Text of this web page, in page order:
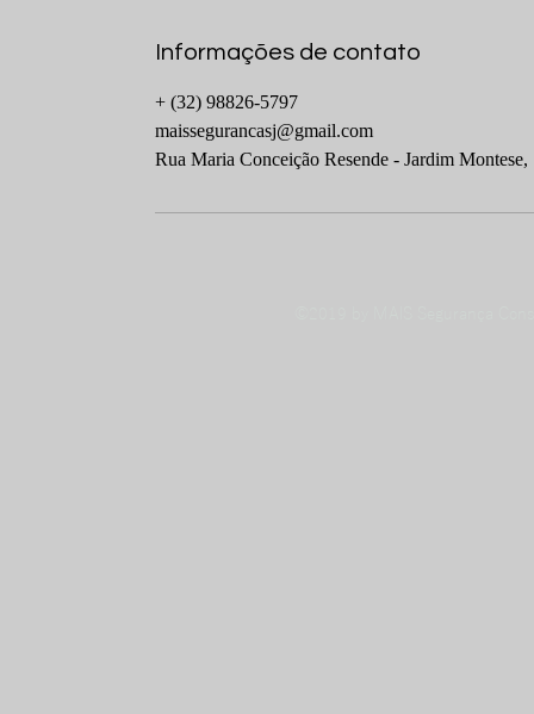
Informações de contato
+ (32) 98826-5797
maissegurancasj@gmail.com
Rua Maria Conceição Resende - Jardim